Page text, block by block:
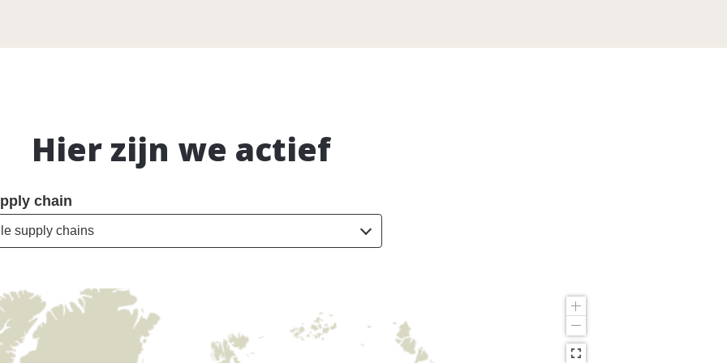
Hier zijn we actief
chain
supply chains